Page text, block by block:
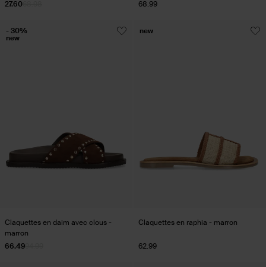
27.60 68.99
Claquettes en daim avec clous -
marron
66.49
- 30%
new
Claquettes en raphia - marron
62.99
new